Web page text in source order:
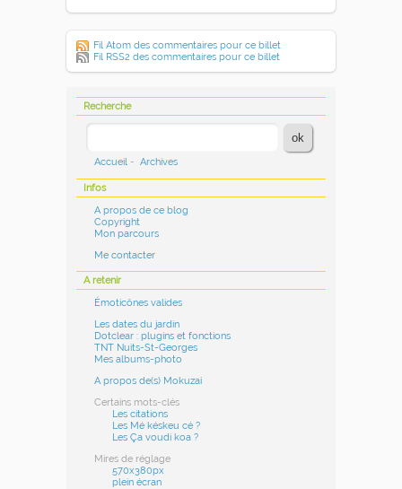
Fil Atom des commentaires pour ce billet
Fil RSS2 des commentaires pour ce billet
Recherche
Accueil - Archives
Infos
A propos de ce blog
Copyright
Mon parcours
Me contacter
A retenir
Émoticônes valides
Les dates du jardin
Dotclear : plugins et fonctions
TNT Nuits-St-Georges
Mes albums-photo
A propos de(s) Mokuzai
Certains mots-clés
Les citations
Les Mé késkeu cé ?
Les Ça voudi koa ?
Mires de réglage
570x380px
plein écran